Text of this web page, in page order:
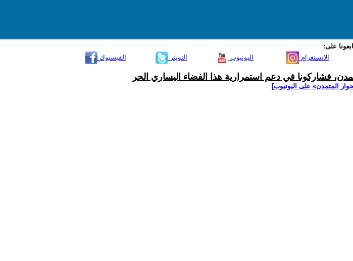
على:
الفيسبوك
التويتر اليوتيوب الانستغرام
فشاركونا في دعم استمرارية هذا الفضاء اليساري الحر
المتمدن» على اليوتيوب]